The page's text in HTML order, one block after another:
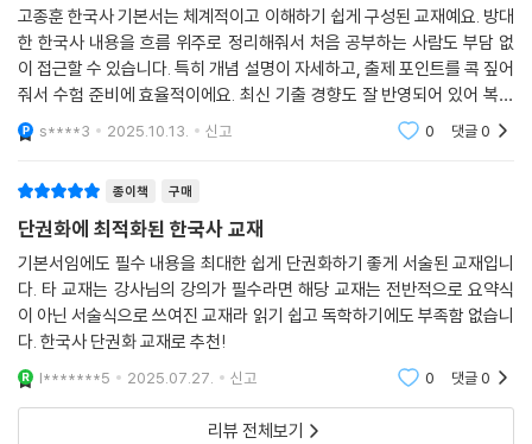
고종훈 한국사 기본서는 체계적이고 이해하기 쉽게 구성된 교재예요. 방대
한 한국사 내용을 흐름 위주로 정리해줘서 처음 공부하는 사람도 부담 없
이 접근할 수 있습니다. 특히 개념 설명이 자세하고, 출제 포인트를 콕 짚어
줘서 수험 준비에 효율적이에요. 최신 기출 경향도 잘 반영되어 있어 복습
용으로도 좋아요. 전체적으로 깔끔한 구성과 명확한 해설 덕분에 한국사
기본기를 다지기
s****3 2025.10.13. 신고 0 댓글0
종이책 구매
단권화에 최적화된 한국사 교재
기본서임에도 필수 내용을 최대한 쉽게 단권화하기 좋게 서술된 교재입니
다. 타 교재는 강사님의 강의가 필수라면 해당 교재는 전반적으로 요약식
이 아닌 서술식으로 쓰여진 교재라 읽기 쉽고 독학하기에도 부족함 없습니
다. 한국사 단권화 교재로 추천!
l*******5 2025.07.27. 신고 0 댓글0
리뷰 전체보기